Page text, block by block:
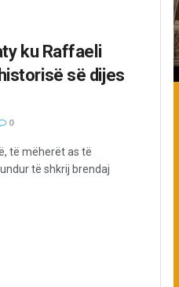
ku Raffaeli
së dijes
0
të mëherët as të
të shkrij brendaj